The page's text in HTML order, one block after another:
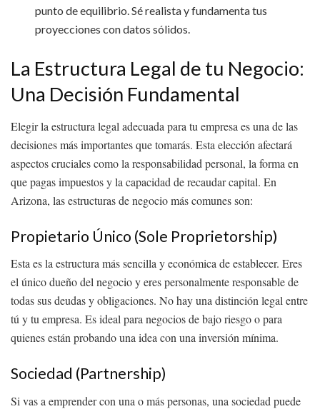
punto de equilibrio. Sé realista y fundamenta tus
proyecciones con datos sólidos.
La Estructura Legal de tu Negocio:
Una Decisión Fundamental
Elegir la estructura legal adecuada para tu empresa es una de las
decisiones más importantes que tomarás. Esta elección afectará
aspectos cruciales como la responsabilidad personal, la forma en
que pagas impuestos y la capacidad de recaudar capital. En
Arizona, las estructuras de negocio más comunes son:
Propietario Único (Sole Proprietorship)
Esta es la estructura más sencilla y económica de establecer. Eres
el único dueño del negocio y eres personalmente responsable de
todas sus deudas y obligaciones. No hay una distinción legal entre
tú y tu empresa. Es ideal para negocios de bajo riesgo o para
quienes están probando una idea con una inversión mínima.
Sociedad (Partnership)
Si vas a emprender con una o más personas, una sociedad puede